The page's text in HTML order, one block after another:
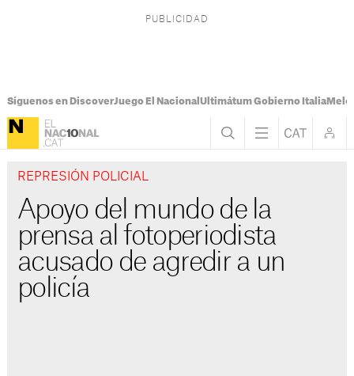
Síguenos en DiscoverJuego El Nacional Ultimátum Gobierno Italia
REPRESIÓN POLICIAL
Apoyo del mundo de la
prensa al fotoperiodista
acusado de agredir a un
policía